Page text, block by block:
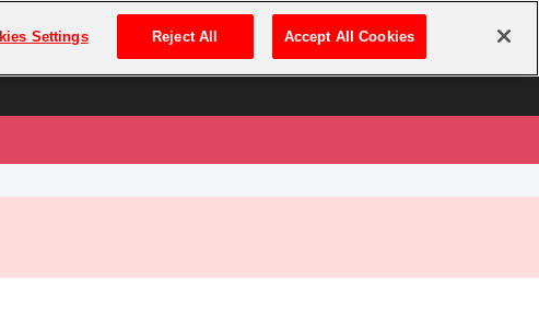
員とは ログイン・新規登録
好会
Settings Reject All Accept All Cookies